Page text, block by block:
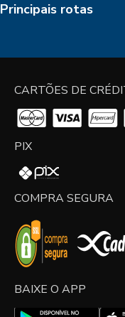
Principais rotas
CARTÕES DE
PIX
COMPRA SEGURA
BAIXE O APP